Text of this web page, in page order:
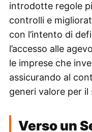
introdotte regole
controlli e
con l’intento di
l’accesso alle
le imprese che
assicurando al
generi valore per il
Verso un